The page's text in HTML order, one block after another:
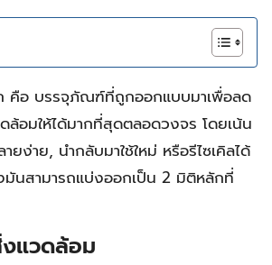
คือ บรรจุภัณฑ์ที่ถูกออกแบบมาเพื่อลด
อมให้ได้มากที่สุดตลอดวงจร โดยเน้น
ยง่าย, นำกลับมาใช้ใหม่ หรือรีไซเคิลได้
นสามารถแบ่งออกเป็น 2 มิติหลักที่
แวดล้อม